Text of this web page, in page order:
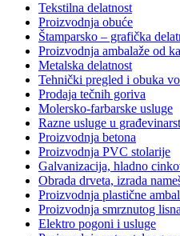
Tekstilna delatnost
Proizvodnja obuće
Štamparsko – grafička
Proizvodnja ambalaže od
Metalska delatnost
Tehnički pregled i obuka
Prodaja tečnih goriva
Molersko-farbarske usluge
Razne usluge u
Proizvodnja betona
Proizvodnja PVC stolarije
Galvanizacija, hladno
Obrada drveta, izrada
Proizvodnja plastične
Proizvodnja smrznutog
Elektro pogoni i usluge